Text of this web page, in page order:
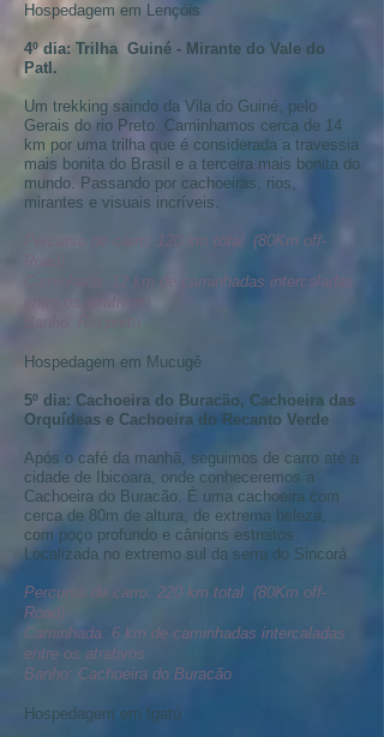
Hospedagem em Lençóis
4º dia: Trilha Guiné - Mirante do Vale do
PatI.
Um trekking saindo da Vila do Guiné, pelo
Gerais do rio Preto. Caminhamos cerca de 14
km por uma trilha que é considerada a travessia
mais bonita do Brasil e a terceira mais bonita do
mundo. Passando por cachoeiras, rios,
mirantes e visuais incríveis.
Percurso de carro: 120 km total (80Km off-
Caminhada: 12 km de caminhadas intercaladas
entre os atrativos
Banho: Rio preto
Hospedagem em Mucugê
5º dia: Cachoeira do Buracão, Cachoeira das
Orquídeas e Cachoeira do Recanto Verde
Após o café da manhã, seguimos de carro até a
cidade de Ibicoara, onde conheceremos a
Cachoeira do Buracão. É uma cachoeira com
cerca de 80m de altura, de extrema beleza,
com poço profundo e cânions estreitos.
Localizada no extremo sul da serra do Sincorá
Percurso de carro: 220 km total (80Km off-
Road)
Caminhada: 6 km de caminhadas intercaladas
entre os atrativos
Banho: Cachoeira do Buracão
Hospedagem em Igatú